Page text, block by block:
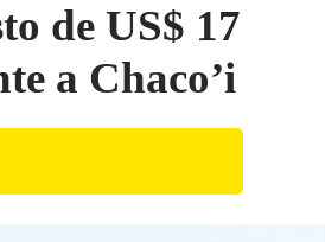
de US$ 17
a Chaco’i